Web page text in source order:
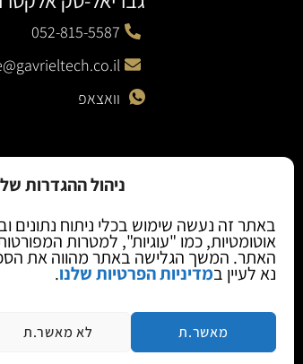
ניהול ההגדרות
באתר זה נעשה שימוש בכלי ניתוח נתונים
אוטומטיות, כמו "עוגיות", למטרות
האתר. המשך הגלישה באתר מהווה את
נא לעיין במדיניות הפרטיות שלנו.
מאשר.ת לא מאשר.ת
052-815-5587
וואצאפ